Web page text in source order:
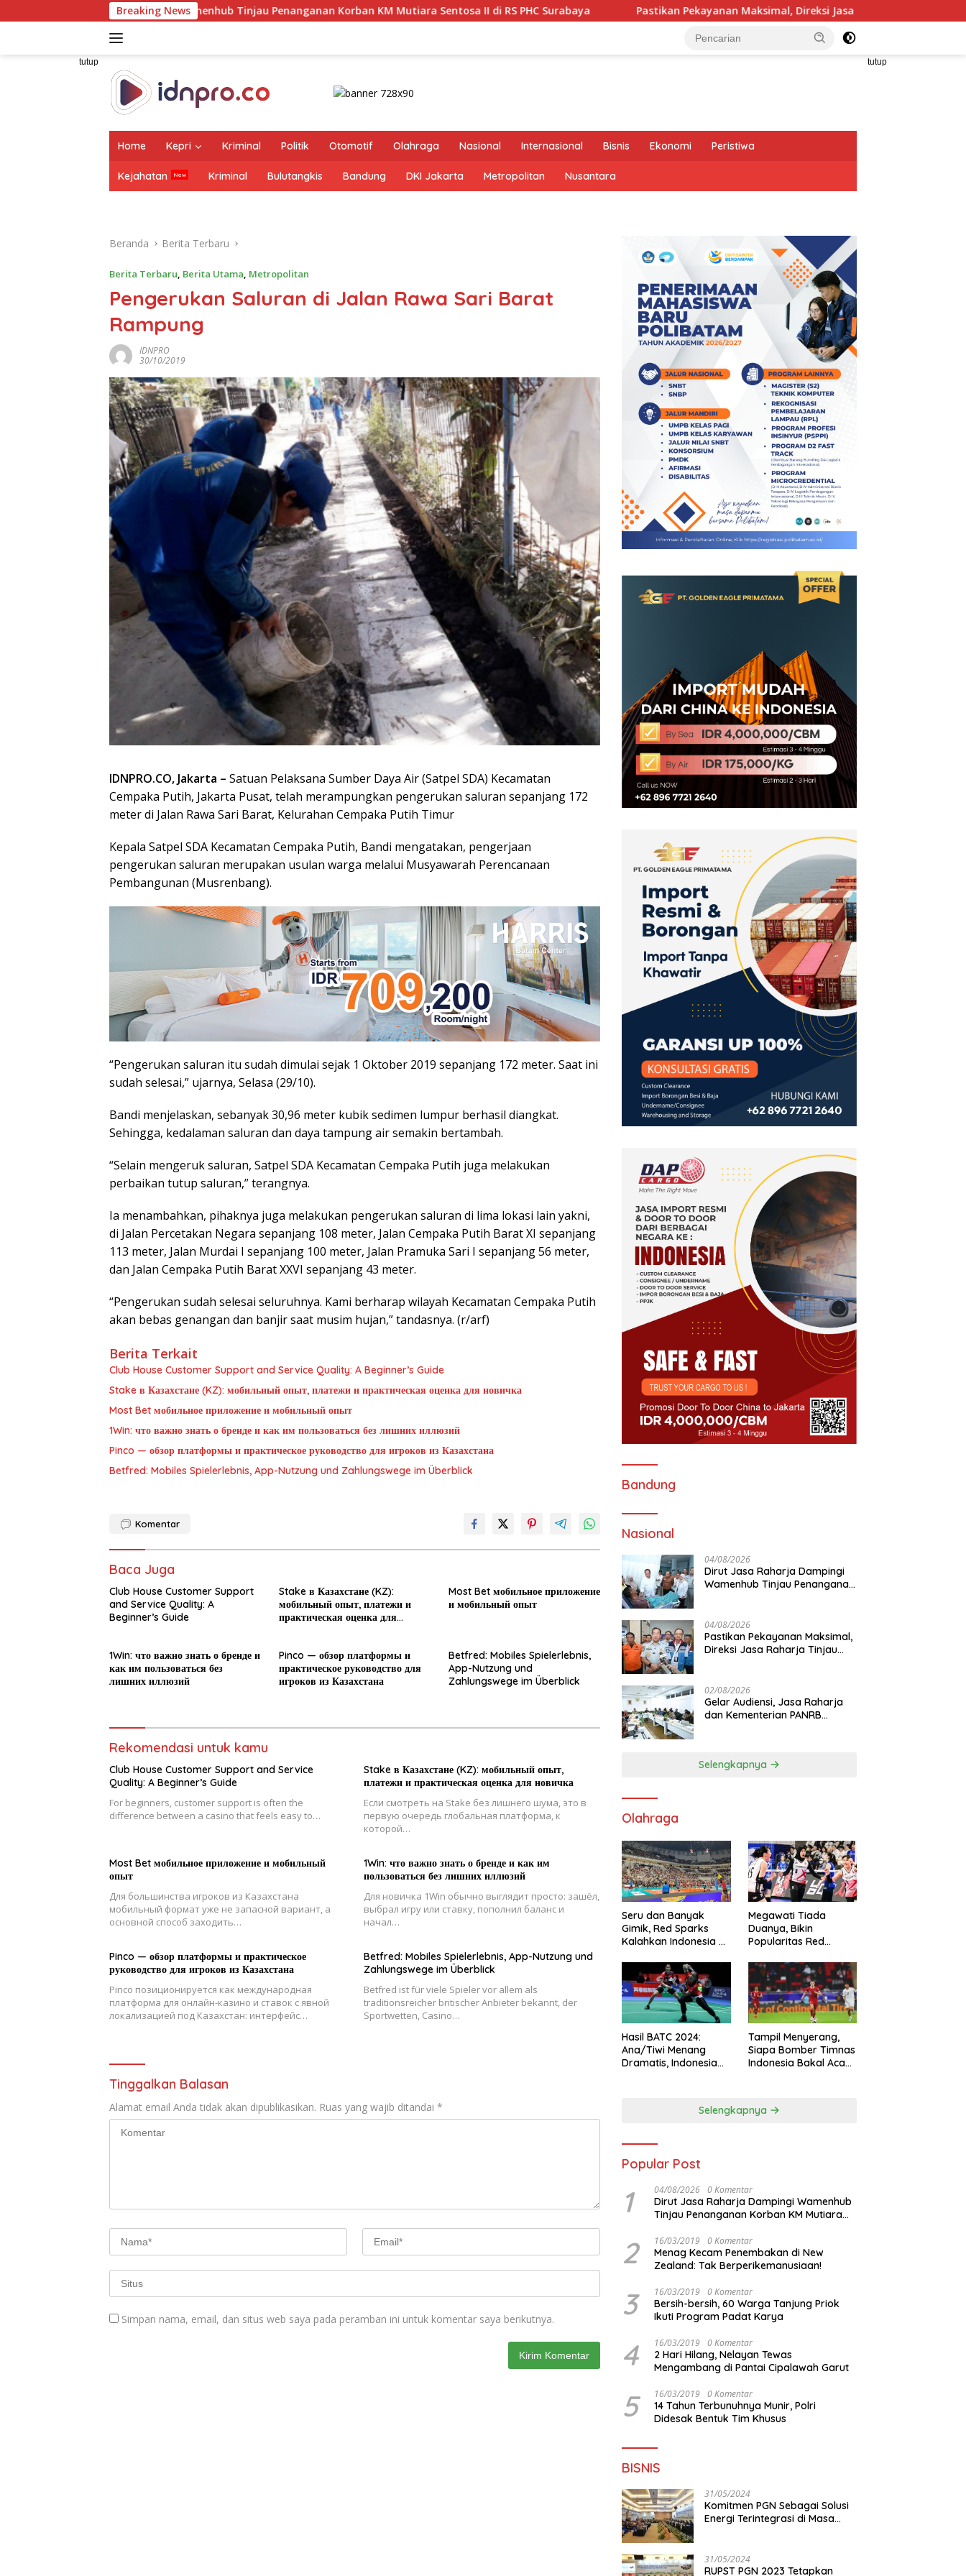
ke
Breaking News
Dampingi Wamenhub Tinjau Penanganan Korban KM Mutiara Sentosa II di RS PHC Surabaya Pastikan Pekayanan Maksimal, Direksi Jasa Raharja Tinjau Korban Kebakaran KM
tutup tutup
Home Kepri Kriminal Politik Otomotif Olahraga Nasional Internasional Bisnis Ekonomi Peristiwa
Kejahatan Kriminal Bulutangkis Bandung DKI Jakarta Metropolitan Nusantara
Beranda Berita Terbaru
Berita Terbaru, Berita Utama, Metropolitan
Pengerukan Saluran di Jalan Rawa Sari Barat
Rampung
IDNPRO
30/10/2019
IDNPRO.CO, Jakarta – Satuan Pelaksana Sumber Daya Air (Satpel SDA) Kecamatan
Cempaka Putih, Jakarta Pusat, telah merampungkan pengerukan saluran sepanjang 172
meter di Jalan Rawa Sari Barat, Kelurahan Cempaka Putih Timur
Kepala Satpel SDA Kecamatan Cempaka Putih, Bandi mengatakan, pengerjaan
pengerukan saluran merupakan usulan warga melalui Musyawarah Perencanaan
Pembangunan (Musrenbang).
“Pengerukan saluran itu sudah dimulai sejak 1 Oktober 2019 sepanjang 172 meter. Saat ini
sudah selesai,” ujarnya, Selasa (29/10).
Bandi menjelaskan, sebanyak 30,96 meter kubik sedimen lumpur berhasil diangkat.
Sehingga, kedalaman saluran dan daya tampung air semakin bertambah.
“Selain mengeruk saluran, Satpel SDA Kecamatan Cempaka Putih juga melakukan
perbaikan tutup saluran,” terangnya.
Ia menambahkan, pihaknya juga melakukan pengerukan saluran di lima lokasi lain yakni,
di Jalan Percetakan Negara sepanjang 108 meter, Jalan Cempaka Putih Barat XI sepanjang
113 meter, Jalan Murdai I sepanjang 100 meter, Jalan Pramuka Sari I sepanjang 56 meter,
dan Jalan Cempaka Putih Barat XXVI sepanjang 43 meter.
“Pengerukan sudah selesai seluruhnya. Kami berharap wilayah Kecamatan Cempaka Putih
akan bebas genangan dan banjir saat musim hujan,” tandasnya. (r/arf)
Berita Terkait
Club House Customer Support and Service Quality: A Beginner’s Guide
Stake в Казахстане (KZ): мобильный опыт, платежи и практическая оценка для новичка
Most Bet мобильное приложение и мобильный опыт
1Win: что важно знать о бренде и как им пользоваться без лишних иллюзий
Pinco — обзор платформы и практическое руководство для игроков из Казахстана
Betfred: Mobiles Spielerlebnis, App-Nutzung und Zahlungswege im Überblick
Komentar
Baca Juga
Club House Customer Support
and Service Quality: A
Beginner’s Guide
Stake в Казахстане (KZ):
мобильный опыт, платежи и
практическая оценка для
Most Bet мобильное приложение
и мобильный опыт
1Win: что важно знать о бренде и
как им пользоваться без
лишних иллюзий
Pinco — обзор платформы и
практическое руководство для
игроков из Казахстана
Betfred: Mobiles Spielerlebnis,
App-Nutzung und
Zahlungswege im Überblick
Rekomendasi untuk kamu
Club House Customer Support and Service
Quality: A Beginner’s Guide
For beginners, customer support is often the
difference between a casino that feels easy to…
Stake в Казахстане (KZ): мобильный опыт,
платежи и практическая оценка для новичка
Если смотреть на Stake без лишнего шума, это в
первую очередь глобальная платформа, к
которой…
Most Bet мобильное приложение и мобильный
опыт
Для большинства игроков из Казахстана
мобильный формат уже не запасной вариант, а
основной способ заходить…
1Win: что важно знать о бренде и как им
пользоваться без лишних иллюзий
Для новичка 1Win обычно выглядит просто: зашёл,
выбрал игру или ставку, пополнил баланс и
начал…
Pinco — обзор платформы и практическое
руководство для игроков из Казахстана
Pinco позиционируется как международная
платформа для онлайн-казино и ставок с явной
локализацией под Казахстан: интерфейс…
Betfred: Mobiles Spielerlebnis, App-Nutzung und
Zahlungswege im Überblick
Betfred ist für viele Spieler vor allem als
traditionsreicher britischer Anbieter bekannt, der
Sportwetten, Casino…
Tinggalkan Balasan
Alamat email Anda tidak akan dipublikasikan. Ruas yang wajib ditandai *
Simpan nama, email, dan situs web saya pada peramban ini untuk komentar saya berikutnya.
Bandung
Nasional
04/08/2026
Dirut Jasa Raharja Dampingi
Wamenhub Tinjau Penanganan
04/08/2026
Pastikan Pekayanan Maksimal,
Direksi Jasa Raharja Tinjau
02/08/2026
Gelar Audiensi, Jasa Raharja
dan Kementerian PANRB
Selengkapnya
Olahraga
Seru dan Banyak
Gimik, Red Sparks
Kalahkan Indonesia All
Megawati Tiada
Duanya, Bikin
Popularitas Red
Hasil BATC 2024:
Ana/Tiwi Menang
Dramatis, Indonesia
Tampil Menyerang,
Siapa Bomber Timnas
Indonesia Bakal Acak-
Selengkapnya
Popular Post
1 04/08/2026 0 Komentar
Dirut Jasa Raharja Dampingi Wamenhub
Tinjau Penanganan Korban KM Mutiara
2 16/03/2019 0 Komentar
Menag Kecam Penembakan di New
Zealand: Tak Berperikemanusiaan!
3 16/03/2019 0 Komentar
Bersih-bersih, 60 Warga Tanjung Priok
Ikuti Program Padat Karya
4 16/03/2019 0 Komentar
2 Hari Hilang, Nelayan Tewas
Mengambang di Pantai Cipalawah Garut
5 16/03/2019 0 Komentar
14 Tahun Terbunuhnya Munir, Polri
Didesak Bentuk Tim Khusus
BISNIS
31/05/2024
Komitmen PGN Sebagai Solusi
Energi Terintegrasi di Masa
31/05/2024
RUPST PGN 2023 Tetapkan